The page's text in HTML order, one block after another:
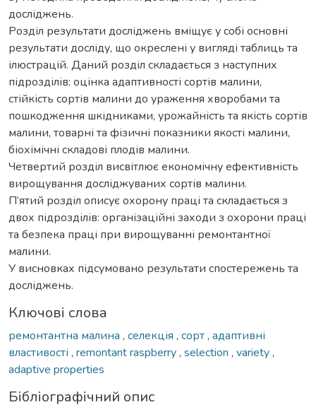
досліджень.
Розділ результати досліджень вміщує у собі основні
результати досліду, що окреслені у вигляді таблиць та
ілюстрацій. Даний розділ складається з наступних
підрозділів: оцінка адаптивності сортів малини,
стійкість сортів малини до ураження хворобами та
пошкодження шкідниками, урожайність та якість сортів
малини, товарні та фізичні показники якості малини,
біохімічні складові плодів малини.
Четвертий розділ висвітлює економічну ефективність
вирощування досліджуваних сортів малини.
П‘ятий розділ описує охорону праці та складається з
двох підрозділів: організаційні заходи з охорони праці
та безпека праці при вирощуванні ремонтантної
малини.
У висновках підсумовано результати спостережень та
досліджень.
Ключові слова
ремонтантна малина , селекція , сорт, адаптивні
властивості , remontant raspberry, selection , variety,
adaptive properties
Бібліографічний опис